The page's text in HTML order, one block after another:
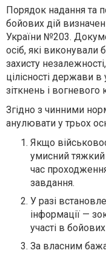
Порядок надання та
бойових дій
України №203.
осіб, які виконували
захисту
цілісності держави
зіткнень і вогневого
Згідно з чинними
анулювати у трьох
Якщо
умисний тяжкий
час
завдання.
У разі
інформації —
участі в бойових
За власним